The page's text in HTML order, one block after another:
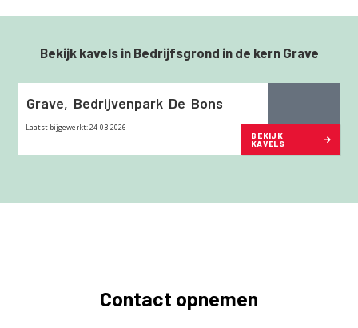
Bekijk kavels in Bedrijfsgrond in de kern Grave
Grave, Bedrijvenpark De Bons
BEKIJK
KAVELS
Laatst bijgewerkt: 24-03-2026
Contact opnemen